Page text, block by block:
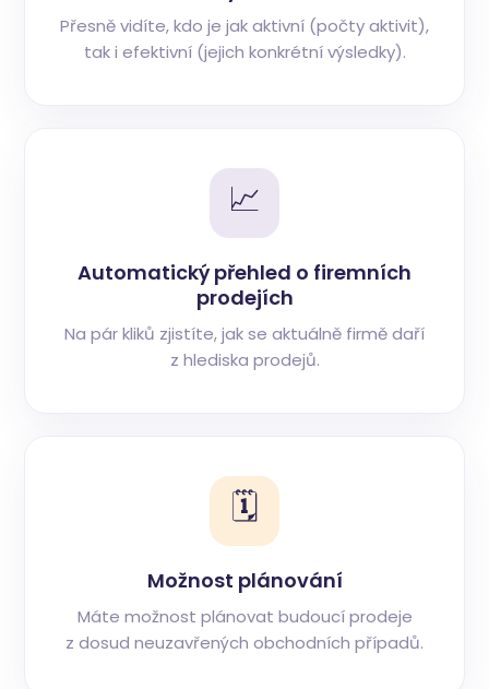
Přesně vidíte, kdo je jak aktivní (počty aktivit),
tak i efektivní (jejich konkrétní výsledky).
📈
Automatický přehled o firemních
prodejích
Na pár kliků zjistíte, jak se aktuálně firmě daří
z hlediska prodejů.
🗓️
Možnost plánování
Máte možnost plánovat budoucí prodeje
z dosud neuzavřených obchodních případů.